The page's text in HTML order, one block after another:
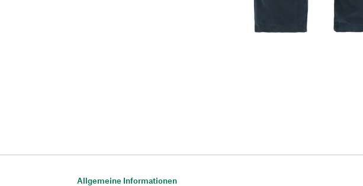
Allgemeine Informationen